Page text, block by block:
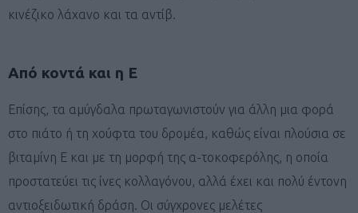
κινέζικο λάχανο και τα αντίβ.
Από κοντά και η Ε
Επίσης, τα αμύγδαλα πρωταγωνιστούν για άλλη μια φορά
στο πιάτο ή τη χούφτα του δρομέα, καθώς είναι πλούσια σε
βιταμίνη Ε και με τη μορφή της α-τοκοφερόλης, η οποία
προστατεύει τις ίνες κολλαγόνου, αλλά έχει και πολύ έντονη
αντιοξειδωτική δράση. Οι σύγχρονες μελέτες